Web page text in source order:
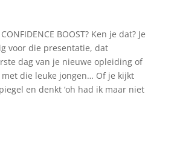
BOOST? Ken je dat? Je
voor die presentatie, dat
dag van je nieuwe opleiding of
die leuke jongen… Of je kijkt
en denkt ‘oh had ik maar niet